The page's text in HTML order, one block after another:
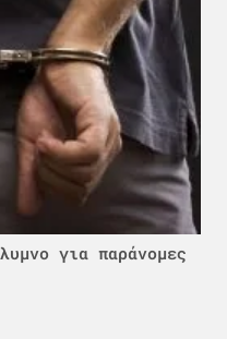
για παράνομες